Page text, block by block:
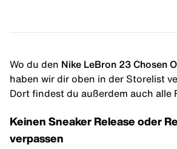
Wo du den Nike LeBron 23 Chosen
haben wir dir oben in der Storelist
Dort findest du außerdem auch alle
Keinen Sneaker Release oder
verpassen